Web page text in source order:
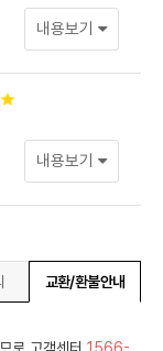
내용보기
내용보기
교환/환불안내